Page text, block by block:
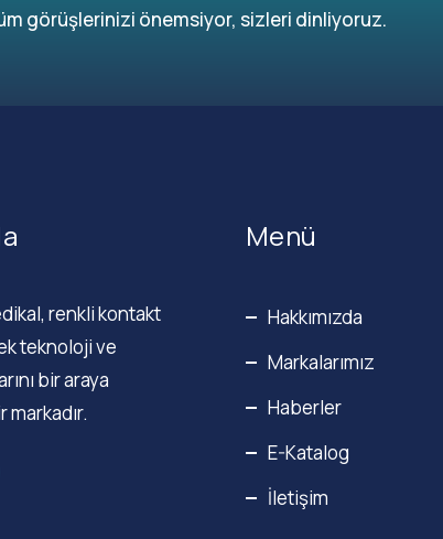
görüşlerinizi önemsiyor, sizleri dinliyoruz.
renkli kontakt
teknoloji ve
bir araya
Menü
Hakkımızda
Markalarımız
Haberler
E-Katalog
İletişim